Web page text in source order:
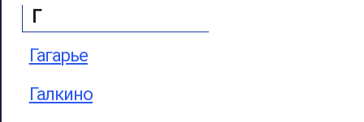
Г
Гагарье
Галкино